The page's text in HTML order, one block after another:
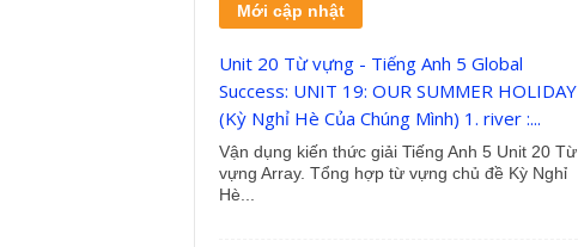
Mới cập nhật
Unit 20 Từ vựng - Tiếng Anh 5 Global
Success: UNIT 19: OUR SUMMER HOLIDAY
(Kỳ Nghỉ Hè Của Chúng Mình) 1. river :...
Vận dụng kiến thức giải Tiếng Anh 5 Unit 20 Từ
vựng Array. Tổng hợp từ vựng chủ đề Kỳ Nghỉ
Hè...